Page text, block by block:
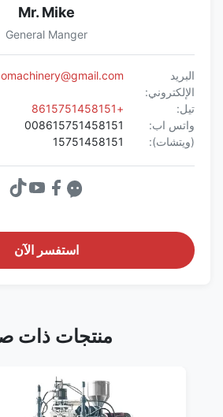
Mr. Mike
General Manger
الإلكتروني:
ancomachinery@gmail.com
واتس اب:
008615751458151
(ويتشات):
15751458151
استفسر الآن
منتجات ذات صلة